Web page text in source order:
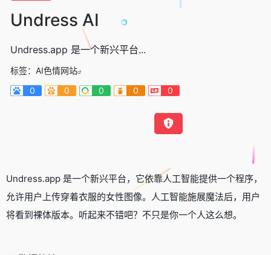
Undress AI
Undress.app 是一个新兴平台...
标签： AI色情网站
0
0 0 0 0
Undress.app 是一个新兴平台，它依靠人工智能提供一个程序，
允许用户上传穿着衣服的女性图像。人工智能施展魔法后，用户
将看到裸体版本。听起来不错吧？不只是你一个人这么想。